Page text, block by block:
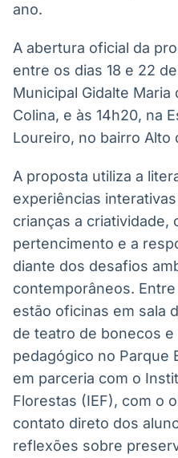
ano.
A abertura oficial da
entre os dias 18 e 22
Municipal Gidalte
Colina, e às 14h20, na
Loureiro, no bairro Alto
A proposta utiliza a
experiências
crianças a criatividade,
pertencimento e a
diante dos desafios
contemporâneos.
estão oficinas em sala
de teatro de bonecos
pedagógico no Parque
em parceria com o
Florestas (IEF), com o
contato direto dos
reflexões sobre